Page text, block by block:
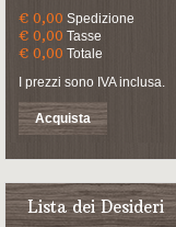
€ 0,00 Spedizione
€ 0,00 Tasse
€ 0,00 Totale
I prezzi sono IVA inclusa.
Acquista
Lista dei Desideri